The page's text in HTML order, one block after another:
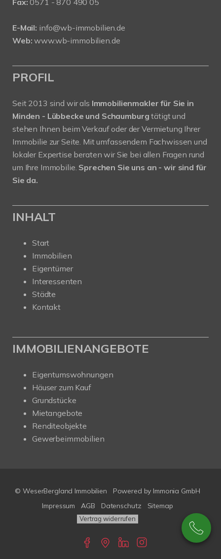
E-Mail: info@wb-immobilien.de
Web: www.wb-immobilien.de
PROFIL
Seit 2013 sind wir als Immobilienmakler für Sie in
Minden - Lübbecke und Schaumburgtätigt und
stehen Ihnen beim Verkauf oder der Vermietung Ihrer
Immobilie zur Seite. Mit umfassendem Fachwissen und
lokaler Expertise beraten wir Sie bei allen Fragen rund
um Ihre Immobilie. Sprechen Sie uns an - wir sind für
Sie da.
INHALT
Start
Immobilien
Eigentümer
Interessenten
Städte
Kontakt
IMMOBILIENANGEBOTE
Eigentumswohnungen
Häuser zum Kauf
Grundstücke
Mietangebote
Renditeobjekte
Gewerbeimmobilien
© WeserBergland Immobilien Powered by Immonia GmbH
Impressum
AGB Datenschutz Sitemap
Vertrag widerrufen